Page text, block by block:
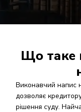
Що таке
Виконавчий напис
дозволяє
рішення суду.